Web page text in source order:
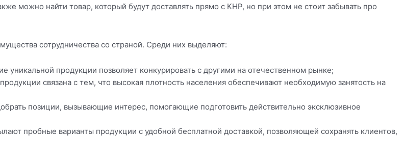
можно найти товар, который будут доставлять прямо с КНР, но при этом не стоит забывать про
сотрудничества со страной. Среди них выделяют:
уникальной продукции позволяет конкурировать с другими на отечественном рынке;
связана с тем, что высокая плотность населения обеспечивают необходимую занятость на
позиции, вызывающие интерес, помогающие подготовить действительно эксклюзивное
пробные варианты продукции с удобной бесплатной доставкой, позволяющей сохранять клиентов,